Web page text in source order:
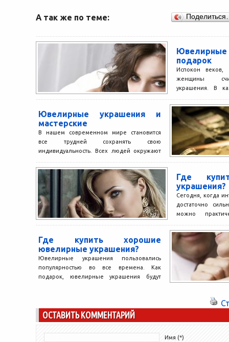
А так же по теме:
подарок
Испокон веков,
женщины
украшения. В
время...
Ювелирные украшения и
мастерские
В нашем современном мире становится
все трудней сохранять свою
индивидуальность. Всех людей окружают
стандартному шаблону...
Где
украшения?
Сегодня, когда
достаточно
можно
разных
возможным...
Где купить хорошие
ювелирные украшения?
Ювелирные украшения пользовались
популярностью во все времена. Как
подарок, ювелирные украшения будут
ОСТАВИТЬ КОММЕНТАРИЙ
Имя (*)